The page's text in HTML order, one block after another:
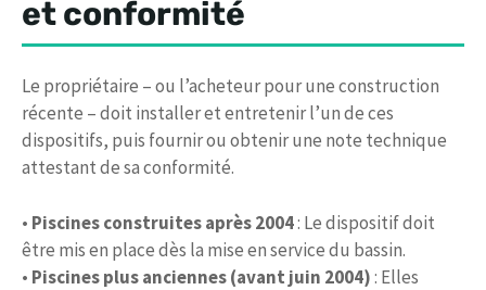
et conformité
Le propriétaire – ou l’acheteur pour une construction
récente – doit installer et entretenir l’un de ces
dispositifs, puis fournir ou obtenir une note technique
attestant de sa conformité.
• Piscines construites après 2004: Le dispositif doit
être mis en place dès la mise en service du bassin.
• Piscines plus anciennes (avant juin 2004): Elles